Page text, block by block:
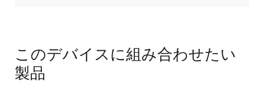
このデバイスに組み合わせたい
製品